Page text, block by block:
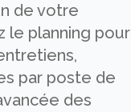
de votre
le planning pour
par poste de
des